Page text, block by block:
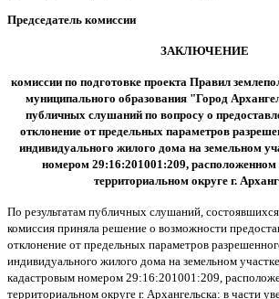
Председатель комиссии Я.В.
ЗАКЛЮЧЕНИЕ
комиссии по подготовке проекта Правил
муниципального образования "Город
публичных слушаний по вопросу о
отклонение от предельных параметров
индивидуального жилого дома на земельном
номером 29:16:201001:209,
территориальном округе г.
По результатам публичных слушаний,
комиссия приняла решение о возможности
отклонение от предельных параметров
индивидуального жилого дома на земельном
кадастровым номером 29:16:201001:209,
территориальном округе г. Архангельска: в части